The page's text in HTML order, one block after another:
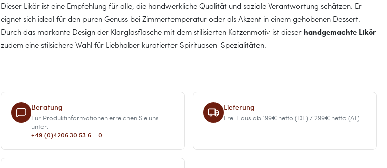
Dieser Likör ist eine Empfehlung für alle, die handwerkliche Qualität und soziale Verantwortung schätzen. Er
eignet sich ideal für den puren Genuss bei Zimmertemperatur oder als Akzent in einem gehobenen Dessert.
Durch das markante Design der Klarglasflasche mit dem stilisierten Katzenmotiv ist dieser handgemachte Likör
zudem eine stilsichere Wahl für Liebhaber kuratierter Spirituosen-Spezialitäten.
Beratung
Für Produktinformationen erreichen Sie uns
unter:
+49 (0)4206 30 53 6 – 0
Lieferung
Frei Haus ab 199€ netto (DE) / 299€ netto (AT).